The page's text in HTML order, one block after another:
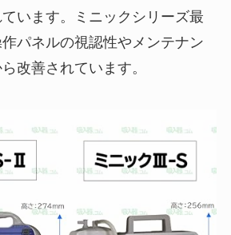
います。ミニックシリーズ最
パネルの視認性やメンテナン
改善されています。